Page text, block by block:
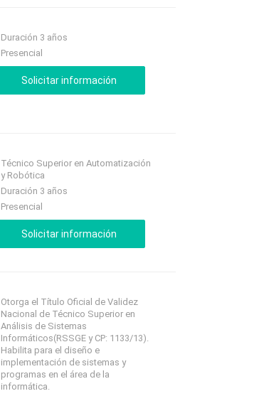
Duración 3 años
Presencial
Técnico Superior en Automatización
y Robótica
Duración 3 años
Presencial
Otorga el Título Oficial de Validez
Nacional de Técnico Superior en
Análisis de Sistemas
Informáticos(RSSGE y CP: 1133/13).
Habilita para el diseño e
implementación de sistemas y
programas en el área de la
informática.